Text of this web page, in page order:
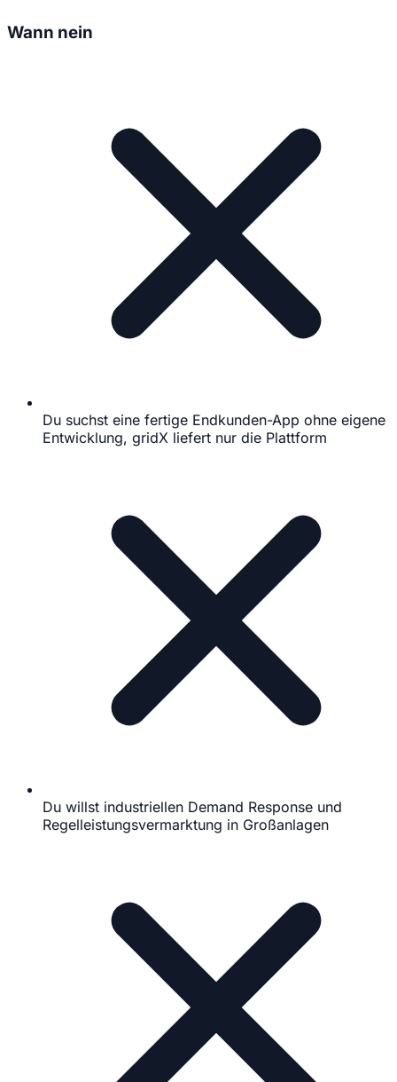
Wann nein
Du suchst eine fertige Endkunden-App ohne eigene
Entwicklung, gridX liefert nur die Plattform
Du willst industriellen Demand Response und
Regelleistungsvermarktung in Großanlagen